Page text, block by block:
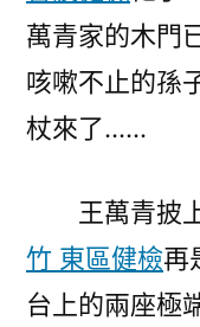
萬青家的木門
咳嗽不止的孫
杖來了……
王萬青披
竹 東區健檢再
台上的兩座極